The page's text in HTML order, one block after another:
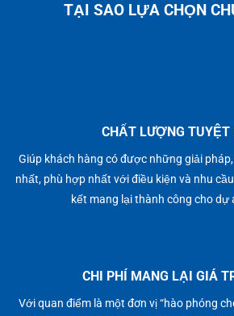
TẠI SAO LỰA CHỌN
CHẤT LƯỢNG TUYỆT
Giúp khách hàng có được những giải
nhất, phù hợp nhất với điều kiện và nhu
kết mang lại thành công cho dự
CHI PHÍ MANG LẠI GIÁ
Với quan điểm là một đơn vị “hào phóng